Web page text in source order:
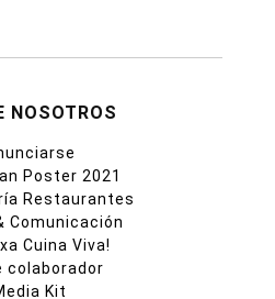
NOSOTROS
Poster 2021
Restaurantes
Comunicación
Cuina Viva!
colaborador
Kit